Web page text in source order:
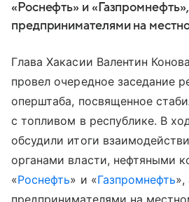
«Роснефть» и
предпринимателями на
Глава Хакасии Валентин
провел очередное заседание
оперштаба, посвященное
с топливом в республике. В
обсудили итоги
органами власти, нефтяными
«Роснефть» и «Газпромнефть»,
предпринимателями на